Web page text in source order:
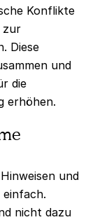
Konflikte
zur
Diese
und
die
erhöhen.
und
nicht dazu